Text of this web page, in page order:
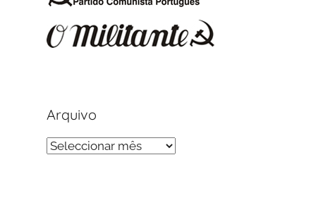
Arquivo
Arquivo